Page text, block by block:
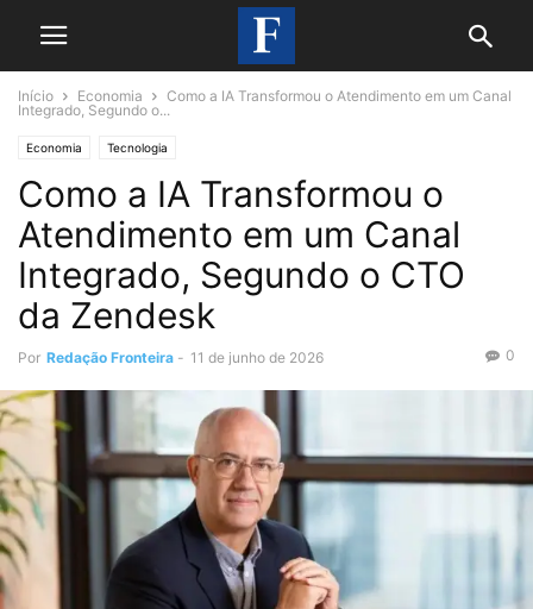
Início Economia
Como a IA Transformou o Atendimento em um Canal
Integrado, Segundo o...
Economia Tecnologia
Como a IA Transformou o
Atendimento em um Canal
Integrado, Segundo o CTO
da Zendesk
Por Redação Fronteira - 11 de junho de 2026 0